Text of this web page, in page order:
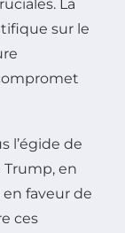
La
sur le
l’égide de
Trump, en
faveur de
ces